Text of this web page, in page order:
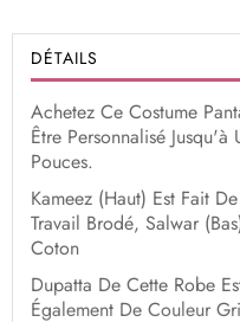
DÉTAILS
Achetez Ce Costume
Être Personnalisé
Pouces.
Kameez (Haut) Est Fait
Travail Brodé, Salwar
Coton
Dupatta De Cette Robe
Également De Couleur